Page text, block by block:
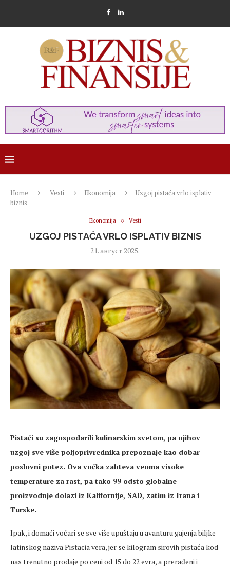
Home Vesti Ekonomija
Uzgoj pistaća vrlo isplativ
biznis
Ekonomija Vesti
UZGOJ PISTAĆA VRLO ISPLATIV BIZNIS
21. август 2025.
Pistaći su zagospodarili kulinarskim svetom, pa njihov
uzgoj sve više poljoprivrednika prepoznaje kao dobar
poslovni potez. Ova voćka zahteva veoma visoke
temperature za rast, pa tako 99 odsto globalne
proizvodnje dolazi iz Kalifornije, SAD, zatim iz Irana i
Turske.
Ipak, i domaći voćari se sve više upuštaju u avanturu gajenja biljke
latinskog naziva Pistacia vera, jer se kilogram sirovih pistaćakod
nas trenutno prodaje po ceniod 15 do 22 evra, a prerađeni i